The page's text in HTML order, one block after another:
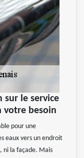
sur le service
votre besoin
pour une
eaux vers un endroit
ni la façade. Mais